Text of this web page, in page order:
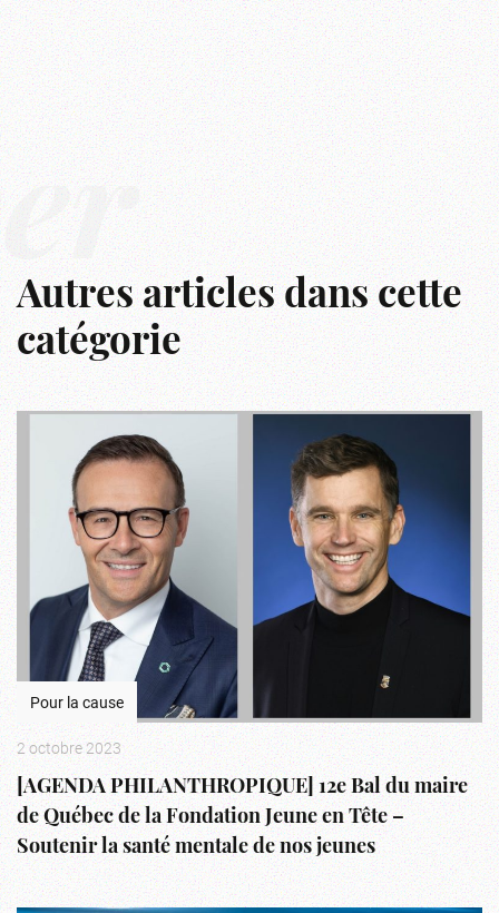
Autres articles dans cette
catégorie
Pour la cause
2 octobre 2023
[AGENDA PHILANTHROPIQUE] 12e Bal du maire
de Québec de la Fondation Jeune en Tête –
Soutenir la santé mentale de nos jeunes